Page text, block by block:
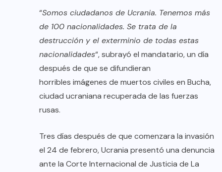
“Somos ciudadanos de Ucrania. Tenemos más
de 100 nacionalidades. Se trata de la
destrucción y el exterminio de todas estas
nacionalidades“, subrayó el mandatario, un día
después de que se difundieran
horribles imágenes de muertos civiles en Bucha,
ciudad ucraniana recuperada de las fuerzas
rusas.
Tres días después de que comenzara la invasión
el 24 de febrero, Ucrania presentó una denuncia
ante la Corte Internacional de Justicia de La